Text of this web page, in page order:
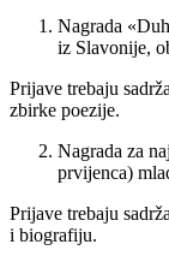
Nagrada
iz Slavonije,
Prijave trebaju
zbirke poezije.
Nagrada za
prvijenca)
Prijave trebaju
i biografiju.